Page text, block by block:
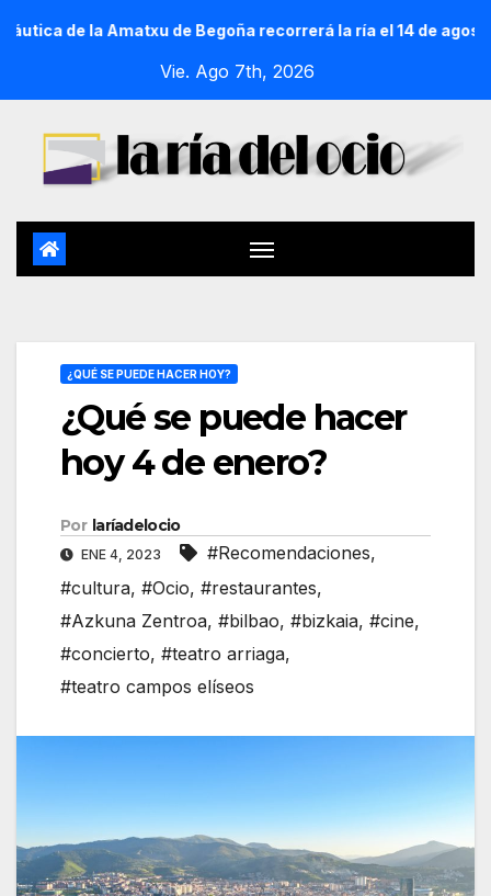
la Amatxu de Begoña recorrerá la ría el 14 de agosto con
Vie. Ago 7th, 2026
¿QUÉ SE PUEDE HACER HOY?
¿Qué se puede hacer
hoy 4 de enero?
Por laríadelocio
ENE 4, 2023 #Recomendaciones,
#cultura, #Ocio, #restaurantes,
#Azkuna Zentroa, #bilbao, #bizkaia, #cine,
#concierto, #teatro arriaga,
#teatro campos elíseos